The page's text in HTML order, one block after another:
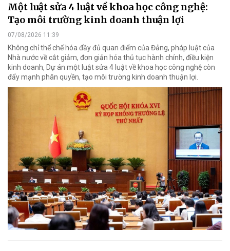
Một luật sửa 4 luật về khoa học công nghệ:
Tạo môi trường kinh doanh thuận lợi
07/08/2026 11:39
Không chỉ thể chế hóa đầy đủ quan điểm của Đảng, pháp luật của
Nhà nước về cắt giảm, đơn giản hóa thủ tục hành chính, điều kiện
kinh doanh, Dự án một luật sửa 4 luật về khoa học công nghệ còn
đẩy mạnh phân quyền, tạo môi trường kinh doanh thuận lợi.